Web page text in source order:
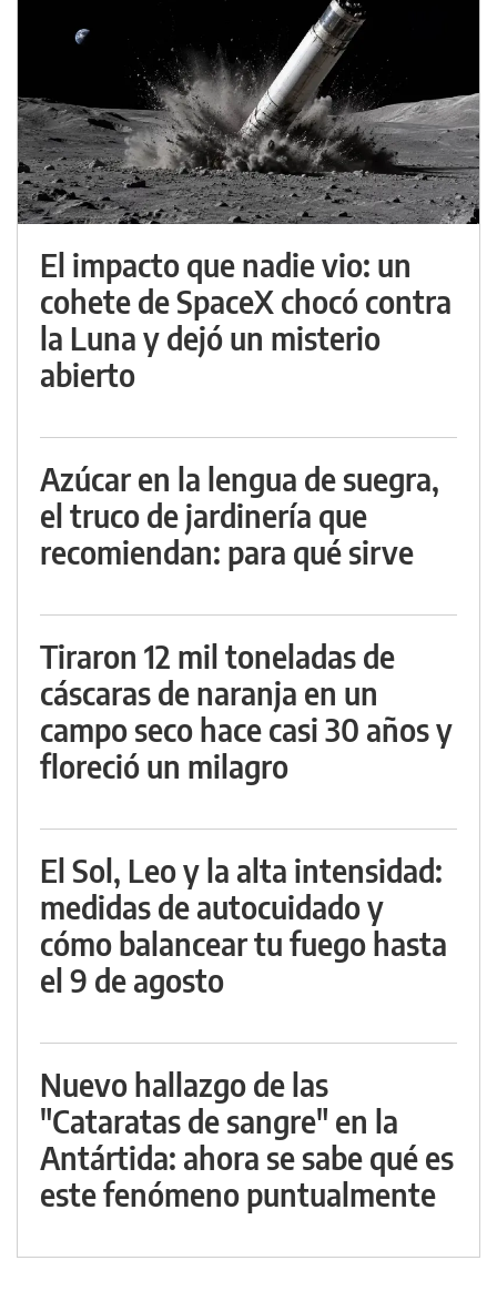
El impacto que nadie vio: un
cohete de SpaceX chocó contra
la Luna y dejó un misterio
abierto
Azúcar en la lengua de suegra,
el truco de jardinería que
recomiendan: para qué sirve
Tiraron 12 mil toneladas de
cáscaras de naranja en un
campo seco hace casi 30 años y
floreció un milagro
El Sol, Leo y la alta intensidad:
medidas de autocuidado y
cómo balancear tu fuego hasta
el 9 de agosto
Nuevo hallazgo de las
"Cataratas de sangre" en la
Antártida: ahora se sabe qué es
este fenómeno puntualmente